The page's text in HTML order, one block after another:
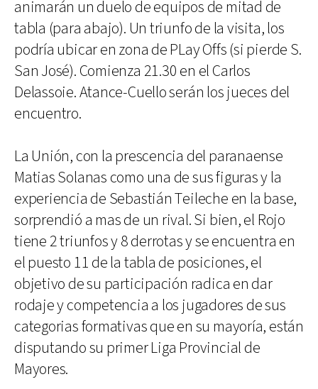
animarán un duelo de equipos de mitad de
tabla (para abajo). Un triunfo de la visita, los
podría ubicar en zona de PLay Offs (si pierde S.
San José). Comienza 21.30 en el Carlos
Delassoie. Atance-Cuello serán los jueces del
encuentro.
La Unión, con la prescencia del paranaense
Matias Solanas como una de sus figuras y la
experiencia de Sebastián Teileche en la base,
sorprendió a mas de un rival. Si bien, el Rojo
tiene 2 triunfos y 8 derrotas y se encuentra en
el puesto 11 de la tabla de posiciones, el
objetivo de su participación radica en dar
rodaje y competencia a los jugadores de sus
categorias formativas que en su mayoría, están
disputando su primer Liga Provincial de
Mayores.